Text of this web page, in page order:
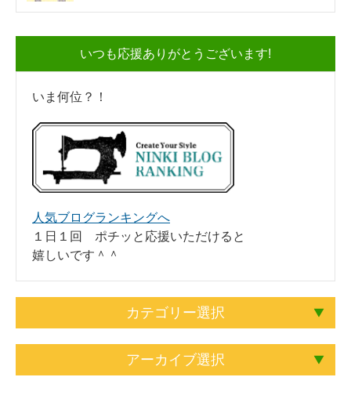
いつも応援ありがとうございます!
いま何位？！
人気ブログランキングへ
１日１回 ポチッと応援いただけると
嬉しいです＾＾
カテゴリー選択
アーカイブ選択